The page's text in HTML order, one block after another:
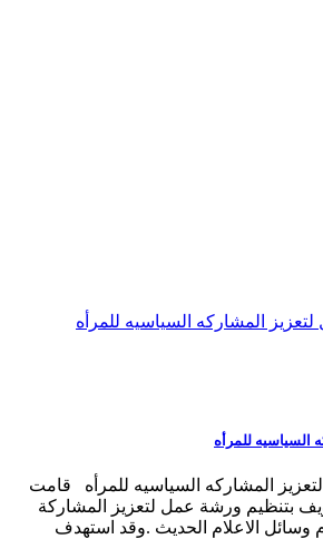
المشاركه السياسيه للمرأه
السياسيه للمرأه
المشاركه السياسيه للمرأه قامت
بتنظيم ورشة عمل لتعزيز المشاركة
وسائل الاعلام الحديث .وقد استهدف